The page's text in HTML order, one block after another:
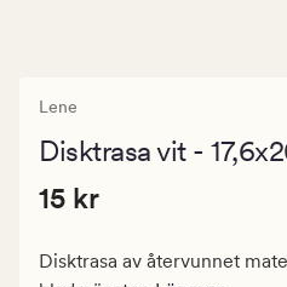
Lene
Disktrasa vit -
Pris
kr.
Pris 15 kr
15 kr
Disktrasa av återvunnet